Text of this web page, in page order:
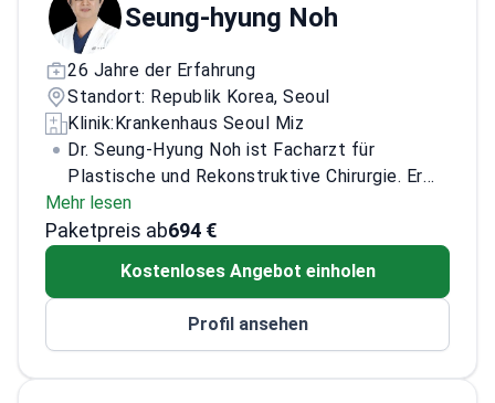
Seung-hyung Noh
26 Jahre der Erfahrung
Standort: Republik Korea, Seoul
Klinik:Krankenhaus Seoul Miz
Dr. Seung‑Hyung Noh ist Facharzt für
Plastische und Rekonstruktive Chirurgie. Er
verfügt über umfangreiche Erfahrung mit
Revisionsoperationen nach größeren
Behandlung komplexer Revisionsfälle, die
Technik erfordern. Er erwarb seinen
Mehr lesen
Paketpreis ab694 €
Kostenloses Angebot einholen
Profil ansehen